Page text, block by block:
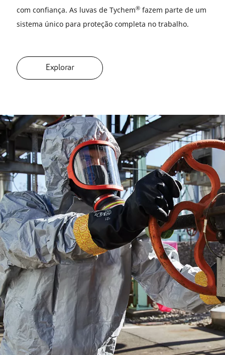
com confiança. As luvas de Tychem® fazem parte de um
sistema único para proteção completa no trabalho.
Explorar